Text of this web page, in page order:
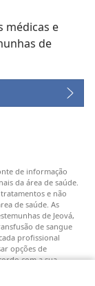
médicas e
de
de informação
da área de saúde.
e não
de saúde. As
de Jeová,
de sangue
profissional
opções de
com a sua